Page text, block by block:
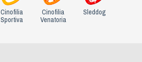
Cinofilia
Sportiva
Cinofilia
Venatoria
Sleddog